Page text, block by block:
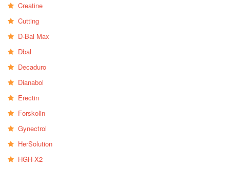
Creatine
Cutting
D-Bal Max
Dbal
Decaduro
Dianabol
Erectin
Forskolin
Gynectrol
HerSolution
HGH-X2